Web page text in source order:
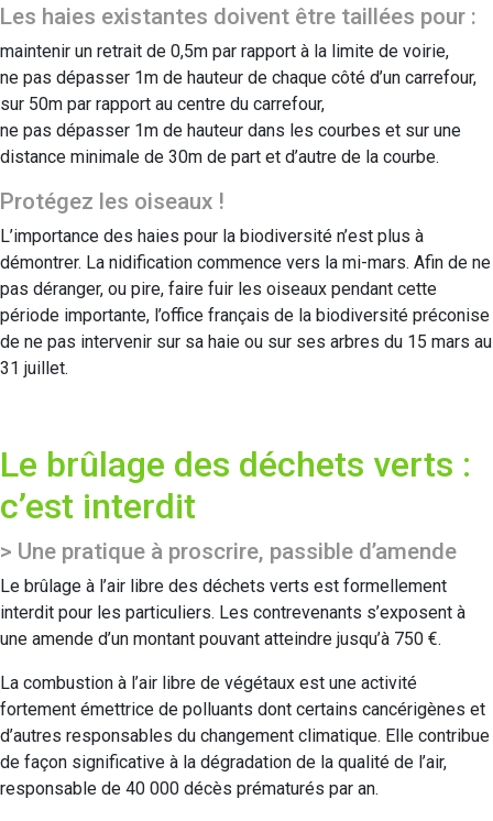
Les haies existantes doivent être taillées pour :
maintenir un retrait de 0,5m par rapport à la limite de voirie,
ne pas dépasser 1m de hauteur de chaque côté d’un carrefour,
sur 50m par rapport au centre du carrefour,
ne pas dépasser 1m de hauteur dans les courbes et sur une
distance minimale de 30m de part et d’autre de la courbe.
Protégez les oiseaux !
L’importance des haies pour la biodiversité n’est plus à
démontrer. La nidification commence vers la mi-mars. Afin de ne
pas déranger, ou pire, faire fuir les oiseaux pendant cette
période importante, l’office français de la biodiversité préconise
de ne pas intervenir sur sa haie ou sur ses arbres du 15 mars au
31 juillet.
Le brûlage des déchets verts :
c’est interdit
> Une pratique à proscrire, passible d’amende
Le brûlage à l’air libre des déchets verts est formellement
interdit pour les particuliers. Les contrevenants s’exposent à
une amende d’un montant pouvant atteindre jusqu’à 750 €.
La combustion à l’air libre de végétaux est une activité
fortement émettrice de polluants dont certains cancérigènes et
d’autres responsables du changement climatique. Elle contribue
de façon significative à la dégradation de la qualité de l’air,
responsable de 40 000 décès prématurés par an.